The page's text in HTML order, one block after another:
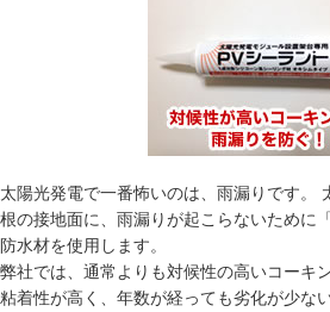
太陽光発電で一番怖いのは、雨漏りです。
根の接地面に、雨漏りが起こらないために
防水材を使用します。
弊社では、通常よりも対候性の高いコーキ
粘着性が高く、年数が経っても劣化が少な